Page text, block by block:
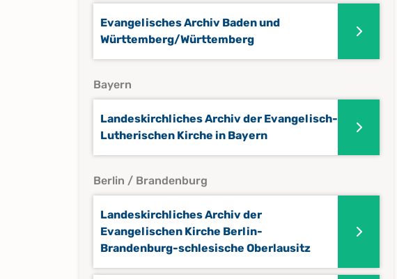
Evangelisches Archiv Baden und
Württemberg/Württemberg
Bayern
Landeskirchliches Archiv der Evangelisch-
Lutherischen Kirche in Bayern
Berlin / Brandenburg
Landeskirchliches Archiv der
Evangelischen Kirche Berlin-
Brandenburg-schlesische Oberlausitz